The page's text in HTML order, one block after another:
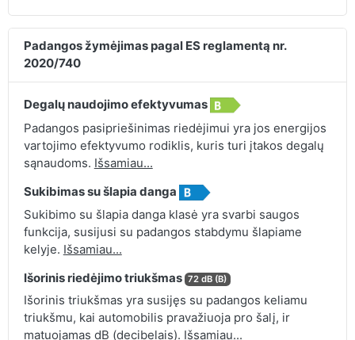
Padangos žymėjimas pagal ES reglamentą nr.
2020/740
Degalų naudojimo efektyvumas
Padangos pasipriešinimas riedėjimui yra jos energijos
vartojimo efektyvumo rodiklis, kuris turi įtakos degalų
sąnaudoms. Išsamiau...
Sukibimas su šlapia danga
Sukibimo su šlapia danga klasė yra svarbi saugos
funkcija, susijusi su padangos stabdymu šlapiame
kelyje. Išsamiau...
Išorinis riedėjimo triukšmas 72 dB (B)
Išorinis triukšmas yra susijęs su padangos keliamu
triukšmu, kai automobilis pravažiuoja pro šalį, ir
matuojamas dB (decibelais). Išsamiau...